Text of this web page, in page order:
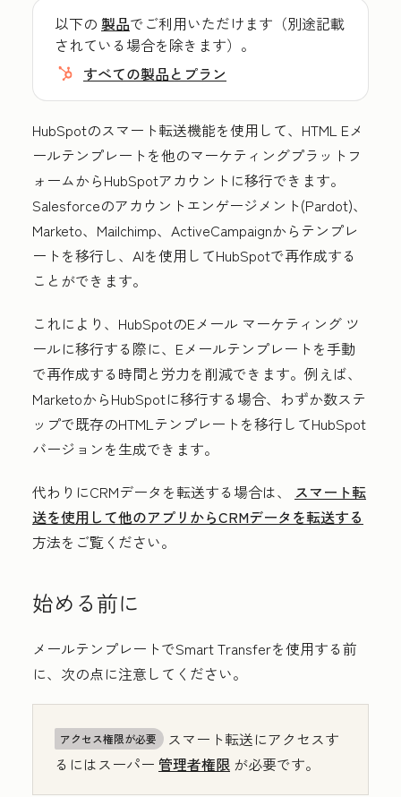
以下の 製品でご利用いただけます（別途記載
されている場合を除きます）。
すべての製品とプラン
HubSpotのスマート転送機能を使用して、HTML Eメ
ールテンプレートを他のマーケティングプラットフ
ォームからHubSpotアカウントに移行できます。
Salesforceのアカウントエンゲージメント(Pardot)、
Marketo、Mailchimp、ActiveCampaignからテンプレ
ートを移行し、AIを使用してHubSpotで再作成する
ことができます。
これにより、HubSpotのEメール マーケティング ツ
ールに移行する際に、Eメールテンプレートを手動
で再作成する時間と労力を削減できます。例えば、
MarketoからHubSpotに移行する場合、わずか数ステ
ップで既存のHTMLテンプレートを移行してHubSpot
バージョンを生成できます。
代わりにCRMデータを転送する場合は、 スマート転
送を使用して他のアプリからCRMデータを転送する
方法をご覧ください。
始める前に
メールテンプレートでSmart Transferを使用する前
に、次の点に注意してください。
アクセス権限が必要
スマート転送にアクセスす
るにはスーパー 管理者権限 が必要です。